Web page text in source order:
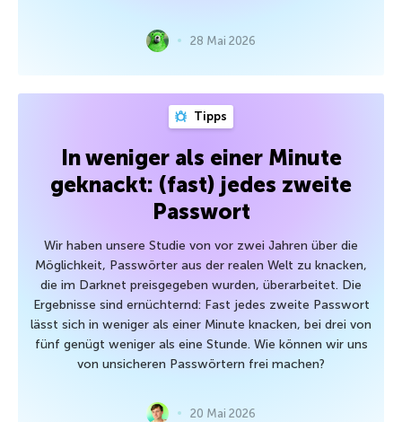
28 Mai 2026
Tipps
In weniger als einer Minute
geknackt: (fast) jedes zweite
Passwort
Wir haben unsere Studie von vor zwei Jahren über die
Möglichkeit, Passwörter aus der realen Welt zu knacken,
die im Darknet preisgegeben wurden, überarbeitet. Die
Ergebnisse sind ernüchternd: Fast jedes zweite Passwort
lässt sich in weniger als einer Minute knacken, bei drei von
fünf genügt weniger als eine Stunde. Wie können wir uns
von unsicheren Passwörtern frei machen?
20 Mai 2026